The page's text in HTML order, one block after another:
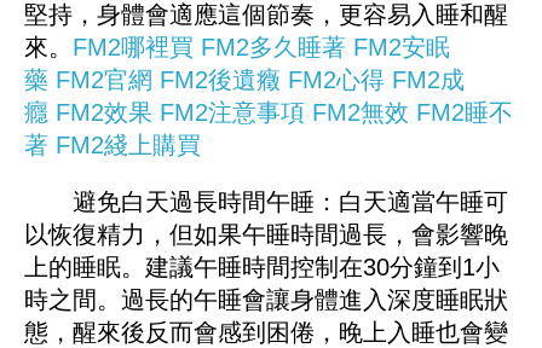
堅持，身體會適應這個節奏，更容易入睡和醒
來。 FM2哪裡買 FM2多久睡著 FM2安眠
藥 FM2官網 FM2後遺癥 FM2心得 FM2成
癮 FM2效果 FM2注意事項 FM2無效 FM2睡不
著 FM2綫上購買
避免白天過長時間午睡：白天適當午睡可
以恢復精力，但如果午睡時間過長，會影響晚
上的睡眠。建議午睡時間控制在30分鐘到1小
時之間。過長的午睡會讓身體進入深度睡眠狀
態，醒來後反而會感到困倦，晚上入睡也會變